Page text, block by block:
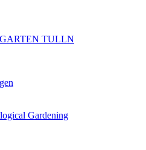
GARTEN TULLN
Gardening